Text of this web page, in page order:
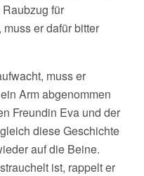
für
er dafür bitter
muss er
Arm abgenommen
Freundin Eva und der
diese Geschichte
auf die Beine.
ist, rappelt er